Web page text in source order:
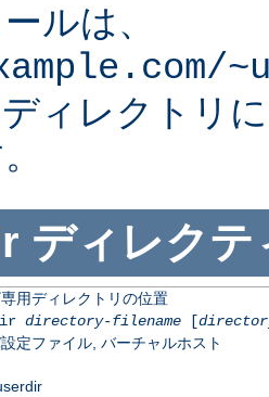
ルは、
ィレクトリ
ディレクテ
用ディレクトリの位置
directory-filename[
定ファイル, バーチャルホスト